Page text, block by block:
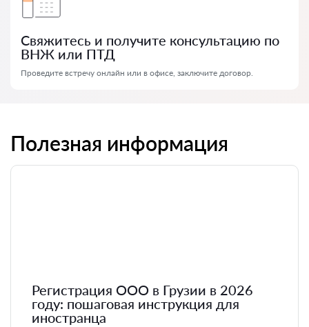
Свяжитесь и получите консультацию по
ВНЖ или ПТД
Проведите встречу онлайн или в офисе, заключите договор.
Полезная информация
Регистрация ООО в Грузии в 2026
году: пошаговая инструкция для
иностранца